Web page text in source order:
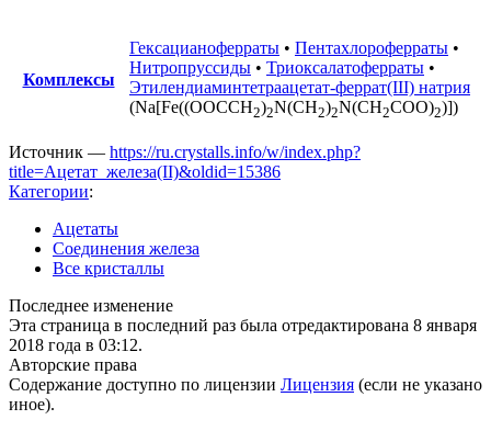
Комплексы
Гексацианоферраты • Пентахлороферраты •
Нитропруссиды • Триоксалатоферраты •
Этилендиаминтетраацетат-феррат(III) натрия
(Na[Fe((OOCCH2)2N(CH2)2N(CH2COO)2)])
Источник — https://ru.crystalls.info/w/index.php?
title=Ацетат_железа(II)&oldid=15386
Категории:
Ацетаты
Соединения железа
Все кристаллы
Последнее изменение
Эта страница в последний раз была отредактирована 8 января
2018 года в 03:12.
Авторские права
Содержание доступно по лицензии Лицензия (если не указано
иное).